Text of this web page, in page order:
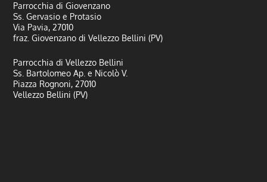
Parrocchia di Giovenzano
Ss. Gervasio e Protasio
Via Pavia, 27010
fraz. Giovenzano di Vellezzo Bellini (PV)
Parrocchia di Vellezzo Bellini
Ss. Bartolomeo Ap. e Nicolò V.
Piazza Rognoni, 27010
Vellezzo Bellini (PV)